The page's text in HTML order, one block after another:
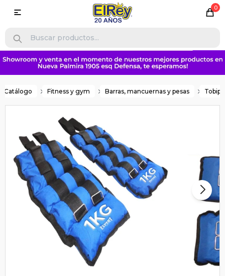
0

Catálogo Fitness y gym Barras, mancuernas y pesas